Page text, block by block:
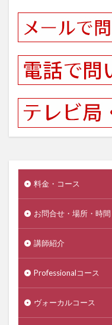
料金・コース
お問合せ・場所・時間
講師紹介
Professionalコース
ヴォーカルコース